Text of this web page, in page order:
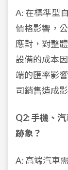
A: 在標準型
價格影響，
應對，對整
設備的成本
端的匯率影
司銷售造成
Q2: 手機、
跡象？
A: 高端汽車